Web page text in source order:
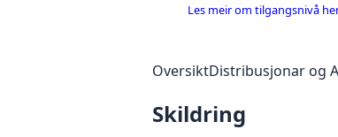
Les meir om tilgangsnivå
OversiktDistribusjonar og
Skildring